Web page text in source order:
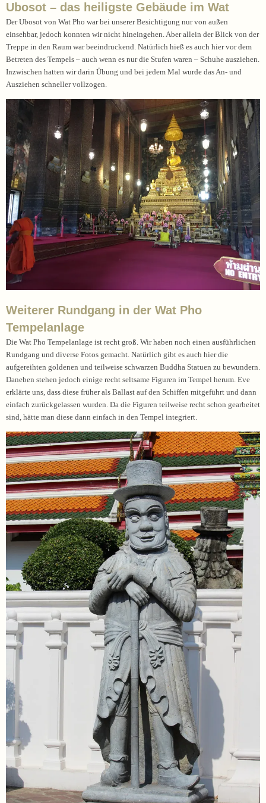
Ubosot – das heiligste Gebäude im Wat
Der Ubosot von Wat Pho war bei unserer Besichtigung nur von außen
einsehbar, jedoch konnten wir nicht hineingehen. Aber allein der Blick von der
Treppe in den Raum war beeindruckend. Natürlich hieß es auch hier vor dem
Betreten des Tempels – auch wenn es nur die Stufen waren – Schuhe ausziehen.
Inzwischen hatten wir darin Übung und bei jedem Mal wurde das An- und
Ausziehen schneller vollzogen.
Weiterer Rundgang in der Wat Pho
Tempelanlage
Die Wat Pho Tempelanlage ist recht groß. Wir haben noch einen ausführlichen
Rundgang und diverse Fotos gemacht. Natürlich gibt es auch hier die
aufgereihten goldenen und teilweise schwarzen Buddha Statuen zu bewundern.
Daneben stehen jedoch einige recht seltsame Figuren im Tempel herum. Eve
erklärte uns, dass diese früher als Ballast auf den Schiffen mitgeführt und dann
einfach zurückgelassen wurden. Da die Figuren teilweise recht schon gearbeitet
sind, hätte man diese dann einfach in den Tempel integriert.